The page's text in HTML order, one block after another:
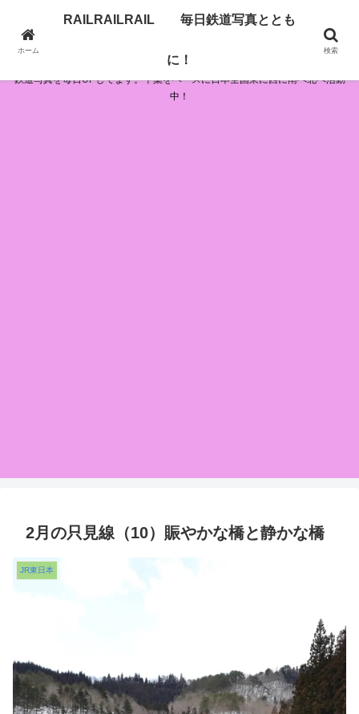
RAILRAILRAIL 毎日鉄道写真とともに！
鉄道写真を毎日UPしてます。千葉をベースに日本全国東に西に南へ北へ活動
中！
2月の只見線（10）賑やかな橋と静かな橋
JR東日本
ホーム
RAILRAILRAIL 毎日鉄道写真ととも
に！
検索